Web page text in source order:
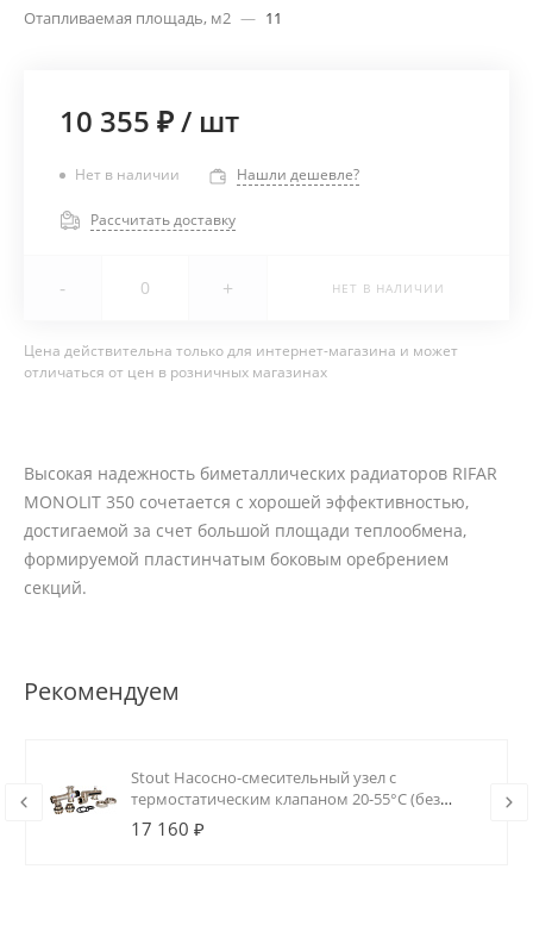
Отапливаемая площадь, м2 — 11
10 355 ₽/ шт
Нет в наличии Нашли дешевле?
Рассчитать доставку
- + НЕТ В НАЛИЧИИ
Цена действительна только для интернет-магазина и может
отличаться от цен в розничных магазинах
Высокая надежность биметаллических радиаторов RIFAR
MONOLIT 350 сочетается с хорошей эффективностью,
достигаемой за счет большой площади теплообмена,
формируемой пластинчатым боковым оребрением
секций.
Рекомендуем
Stout Насосно-смесительный узел с
термостатическим клапаном 20-55°C (без
насоса)
17 160 ₽